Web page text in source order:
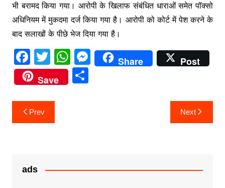
भी बरामद किया गया। आरोपी के खिलाफ संबंधित धाराओं समेत पॉक्सो
अधिनियम में मुकदमा दर्ज किया गया है। आरोपी को कोर्ट में पेश करने के
बाद सलाखों के पीछे भेज दिया गया है।
F
a
c
e
b
k
T
w
itt
er
W
h
at
M
e
er
Share
Post
Save
S
Post
navigation
Prev Next
ads